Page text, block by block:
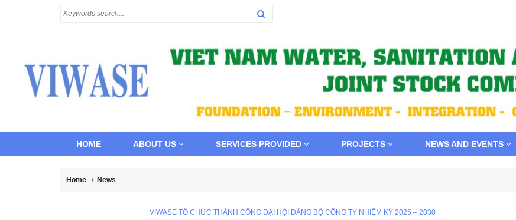
HOME ABOUT US SERVICES PROVIDED PROJECTS NEWS AND EVENTS
Home / News
VIWASE TỔ CHỨC THÀNH CÔNG ĐẠI HỘI ĐẢNG BỘ CÔNG TY NHIỆM KỲ 2025 – 2030